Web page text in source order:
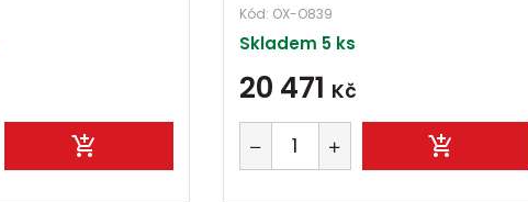
Kód: OX-O839
Skladem 5 ks
20 471 Kč